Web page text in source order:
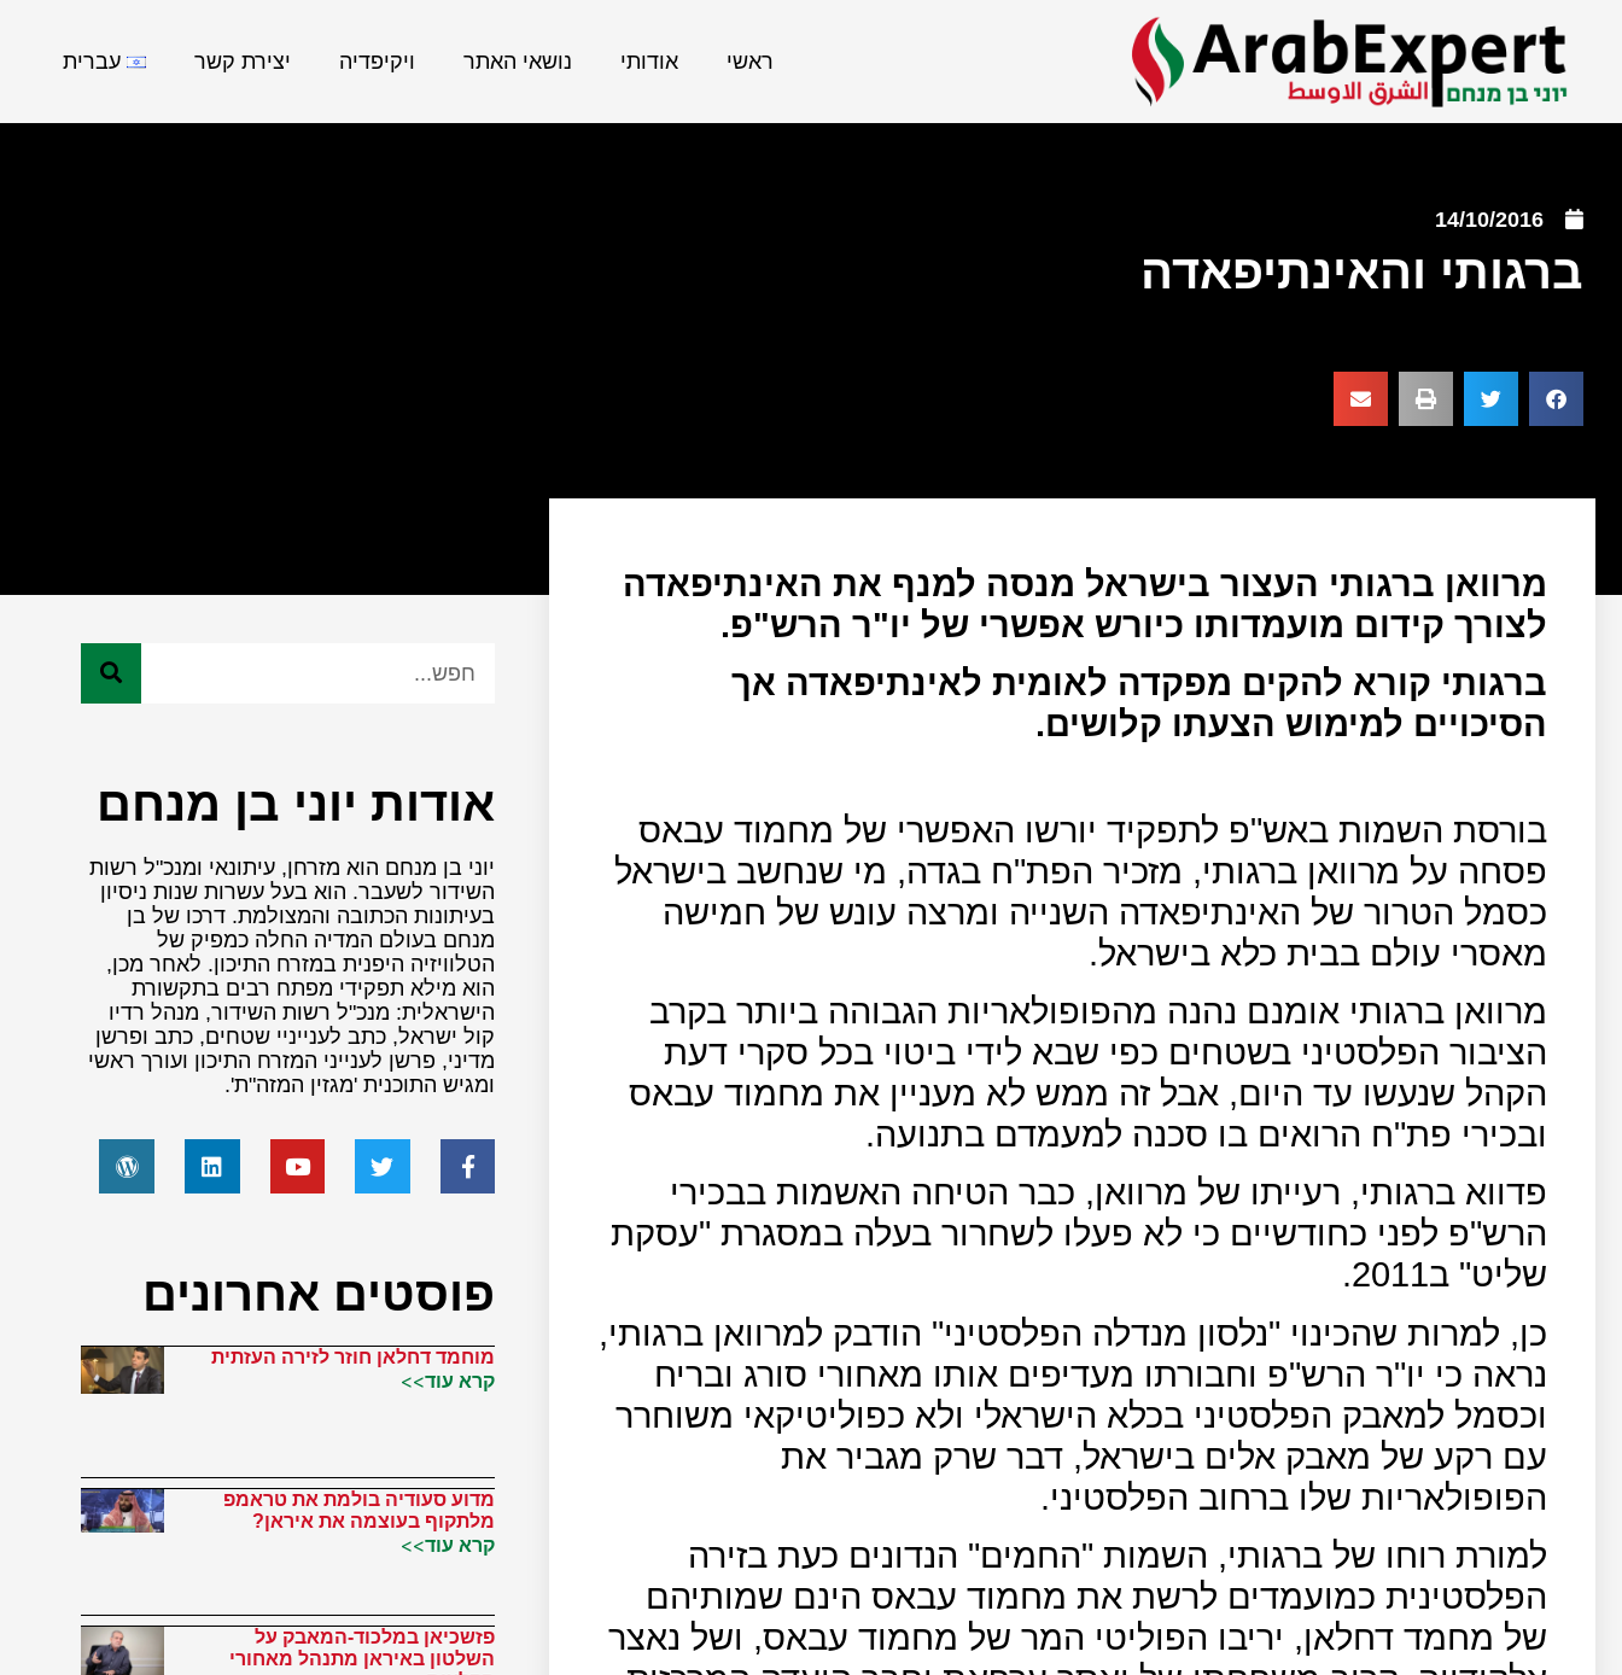
ראשי אודותי נושאי האתר ויקיפדיה יצירת קשר עברית
14/10/2016
ברגותי והאינתיפאדה
מרוואן ברגותי העצור בישראל מנסה למנף את האינתיפאדה
לצורך קידום מועמדותו כיורש אפשרי של יו"ר הרש"פ.
ברגותי קורא להקים מפקדה לאומית לאינתיפאדה אך
הסיכויים למימוש הצעתו קלושים.
בורסת השמות באש"פ לתפקיד יורשו האפשרי של מחמוד עבאס
פסחה על מרוואן ברגותי, מזכיר הפת"ח בגדה, מי שנחשב בישראל
כסמל הטרור של האינתיפאדה השנייה ומרצה עונש של חמישה
מאסרי עולם בבית כלא בישראל.
מרוואן ברגותי אומנם נהנה מהפופולאריות הגבוהה ביותר בקרב
הציבור הפלסטיני בשטחים כפי שבא לידי ביטוי בכל סקרי דעת
הקהל שנעשו עד היום, אבל זה ממש לא מעניין את מחמוד עבאס
ובכירי פת"ח הרואים בו סכנה למעמדם בתנועה.
פדווא ברגותי, רעייתו של מרוואן, כבר הטיחה האשמות בבכירי
הרש"פ לפני כחודשיים כי לא פעלו לשחרור בעלה במסגרת "עסקת
שליט" ב2011.
כן, למרות שהכינוי "נלסון מנדלה הפלסטיני" הודבק למרוואן ברגותי,
נראה כי יו"ר הרש"פ וחבורתו מעדיפים אותו מאחורי סורג ובריח
וכסמל למאבק הפלסטיני בכלא הישראלי ולא כפוליטיקאי משוחרר
עם רקע של מאבק אלים בישראל, דבר שרק מגביר את
הפופולאריות שלו ברחוב הפלסטיני.
למורת רוחו של ברגותי, השמות "החמים" הנדונים כעת בזירה
הפלסטינית כמועמדים לרשת את מחמוד עבאס הינם שמותיהם
של מחמד דחלאן, יריבו הפוליטי המר של מחמוד עבאס, ושל נאצר
אודות יוני בן מנחם
יוני בן מנחם הוא מזרחן, עיתונאי ומנכ"ל רשות
השידור לשעבר. הוא בעל עשרות שנות ניסיון
בעיתונות הכתובה והמצולמת. דרכו של בן
מנחם בעולם המדיה החלה כמפיק של
הטלוויזיה היפנית במזרח התיכון. לאחר מכן,
הוא מילא תפקידי מפתח רבים בתקשורת
הישראלית: מנכ"ל רשות השידור, מנהל רדיו
קול ישראל, כתב לענייניי שטחים, כתב ופרשן
מדיני, פרשן לענייני המזרח התיכון ועורך ראשי
ומגיש התוכנית 'מגזין המזה"ת'.
פוסטים אחרונים
מוחמד דחלאן חוזר לזירה העזתית
קרא עוד>>
מדוע סעודיה בולמת את טראמפ
מלתקוף בעוצמה את איראן?
קרא עוד>>
פזשכיאן במלכוד-המאבק על
השלטון באיראן מתנהל מאחורי